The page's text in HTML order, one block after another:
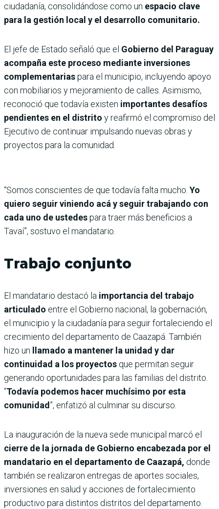
ciudadanía, consolidándose como un espacio clave
para la gestión local y el desarrollo comunitario.
El jefe de Estado señaló que el Gobierno del Paraguay
acompaña este proceso mediante inversiones
complementariaspara el municipio, incluyendo apoyo
con mobiliarios y mejoramiento de calles. Asimismo,
reconoció que todavía existen importantes desafíos
pendientes en el distrito y reafirmó el compromiso del
Ejecutivo de continuar impulsando nuevas obras y
proyectos para la comunidad.
“Somos conscientes de que todavía falta mucho. Yo
quiero seguir viniendo acá y seguir trabajando con
cada uno de ustedespara traer más beneficios a
Tavaí”, sostuvo el mandatario.
Trabajo conjunto
El mandatario destacó la importancia del trabajo
articulado entre el Gobierno nacional, la gobernación,
el municipio y la ciudadanía para seguir fortaleciendo el
crecimiento del departamento de Caazapá. También
hizo un llamado a mantener la unidad y dar
continuidad a los proyectos que permitan seguir
generando oportunidades para las familias del distrito.
“Todavía podemos hacer muchísimo por esta
comunidad”, enfatizó al culminar su discurso.
La inauguración de la nueva sede municipal marcó el
cierre de la jornada de Gobierno encabezada por el
mandatario en el departamento de Caazapá, donde
también se realizaron entregas de aportes sociales,
inversiones en salud y acciones de fortalecimiento
productivo para distintos distritos del departamento.